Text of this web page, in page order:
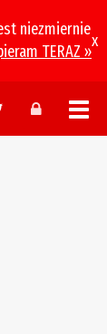
niezmiernie
TERAZ »
x